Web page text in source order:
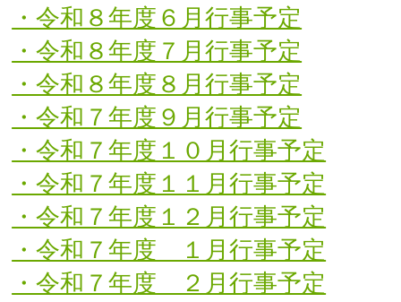
・令和８年度６月行事予定
・令和８年度７月行事予定
・令和８年度８月行事予定
・令和７年度９月行事予定
・令和７年度１０月行事予定
・令和７年度１１月行事予定
・令和７年度１２月行事予定
・令和７年度 １月行事予定
・令和７年度 ２月行事予定